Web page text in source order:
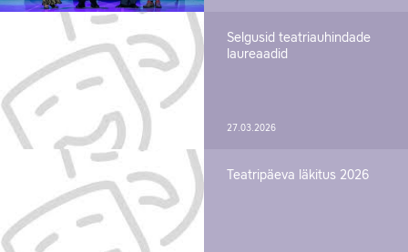
Selgusid teatriauhindade
laureaadid
27.03.2026
Teatripäeva läkitus 2026